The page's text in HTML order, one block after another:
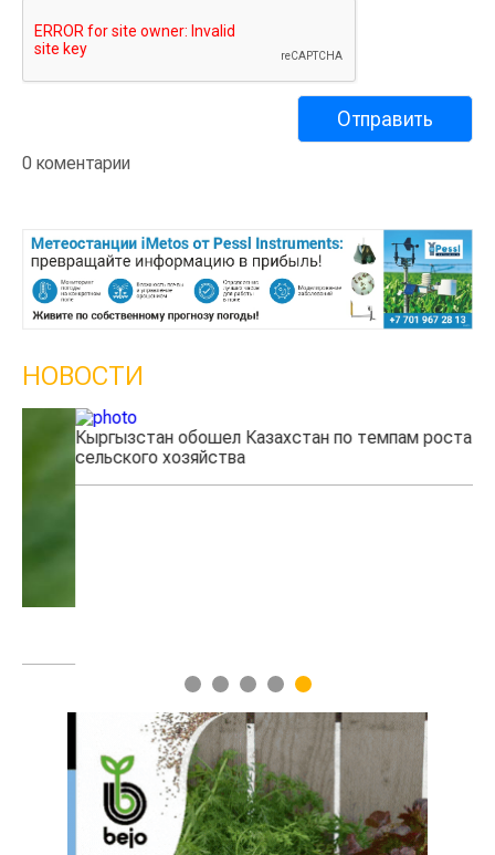
0 коментарии
НОВОСТИ
Кыргызстан обошел Казахстан по темпам роста
сельского хозяйства
1 2 3 4 5